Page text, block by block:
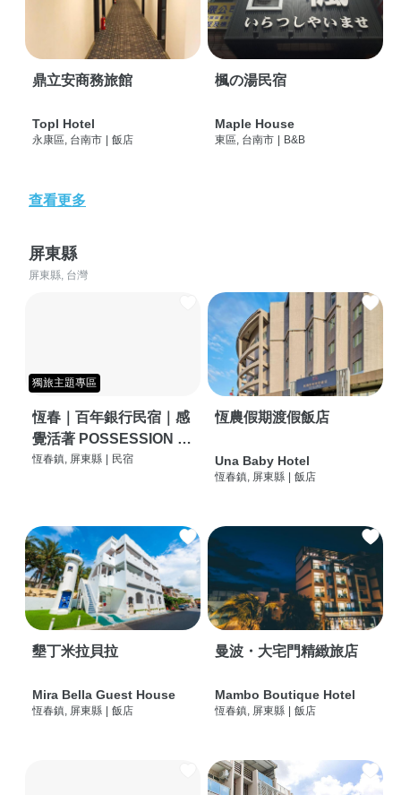
鼎立安商務旅館
Topl Hotel
永康區, 台南市 | 飯店
楓の湯民宿
Maple House
東區, 台南市 | B&B
查看更多
屏東縣
屏東縣, 台灣
獨旅主題專區
恆春｜百年銀行民宿｜感
覺活著 POSSESSION |
背包客棧 | 恆春必住特色
恆春鎮, 屏東縣 民宿
恆農假期渡假飯店
Una Baby Hotel
恆春鎮, 屏東縣 飯店
墾丁米拉貝拉
Mira Bella Guest House
恆春鎮, 屏東縣 飯店
曼波・大宅門精緻旅店
Mambo Boutique Hotel
恆春鎮, 屏東縣 飯店